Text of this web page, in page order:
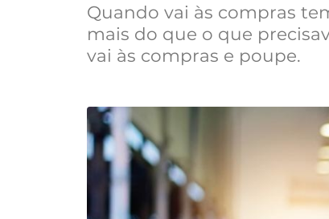
Quando vai às compras
mais do que o que
vai às compras e poupe.